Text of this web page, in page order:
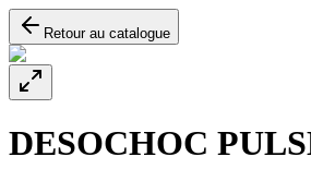
Retour au catalogue
DESOCHOC